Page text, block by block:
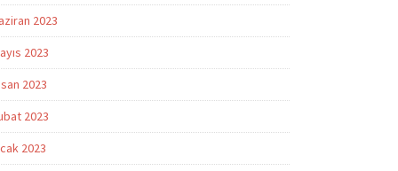
2023
2023
2023
2023
2023